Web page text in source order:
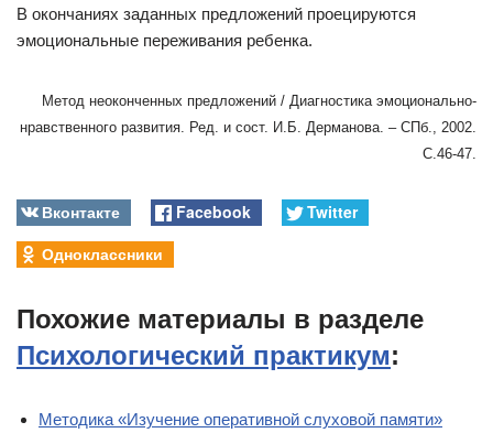
В окончаниях заданных предложений проецируются
эмоциональные переживания ребенка.
Метод неоконченных предложений / Диагностика эмоционально-
нравственного развития. Ред. и сост. И.Б. Дерманова. – СПб., 2002.
С.46-47.
Вконтакте Facebook
Twitter
Одноклассники
Похожие материалы в разделе
Психологический практикум:
Методика «Изучение оперативной слуховой памяти»